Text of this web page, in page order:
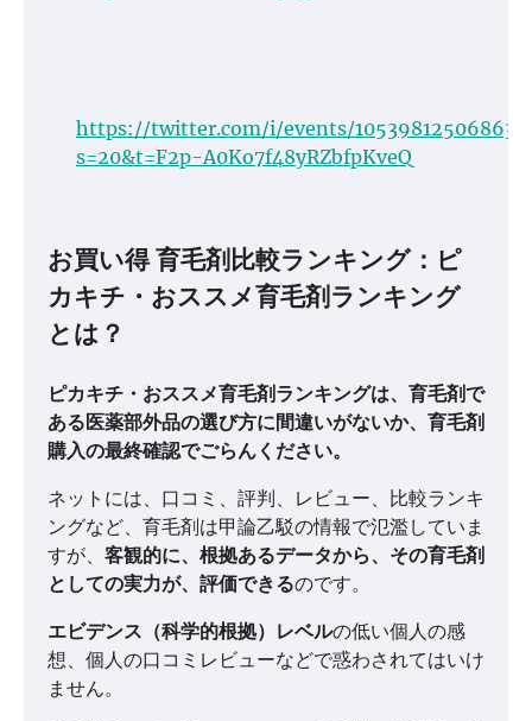
https://twitter.com/i/events/
s=20&t=F2p-A0Ko7f48yRZbfpKveQ
お買い得 育毛剤比較ランキング：ピ
カキチ・おススメ育毛剤ランキング
とは？
ピカキチ・おススメ育毛剤ランキングは、 育毛剤で
ある医薬部外品の選び方に間違いがないか、育毛剤
購入の最終確認でごらんください。
ネットには、口コミ、評判、レビュー、比較ランキ
ングなど、育毛剤は甲論乙駁の情報で氾濫していま
すが、 客観的に、根拠あるデータから、その育毛剤
としての実力が、評価できるのです。
エビデンス（科学的根拠）レベルの低い個人の感
想、個人の口コミレビューなどで惑わされてはいけ
ません。